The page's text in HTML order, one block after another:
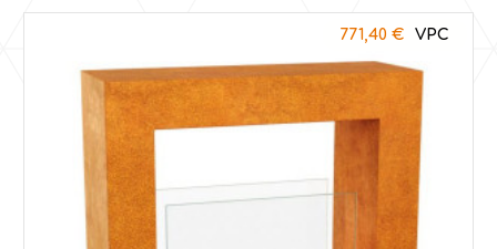
771,40 €